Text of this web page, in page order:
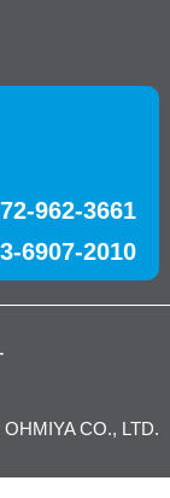
962-3661
6907-2010
CO., LTD.